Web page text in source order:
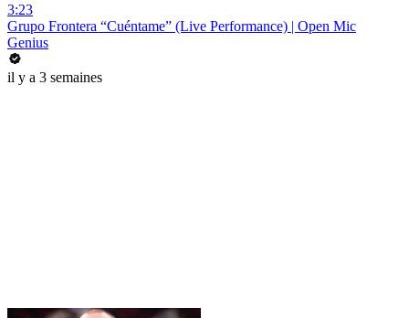
3:23
Grupo Frontera “Cuéntame” (Live Performance) | Open Mic
Genius
il y a 3 semaines